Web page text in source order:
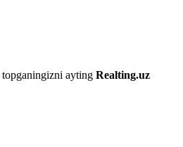
ayting Realting.uz